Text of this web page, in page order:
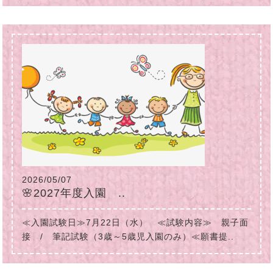
2026/05/07
🌸2027年度入園 ..
≪入園試験日≫7月22日（水） ≪試験内容≫ 親子面
接 / 筆記試験（3歳～5歳児入園のみ）≪願書提..